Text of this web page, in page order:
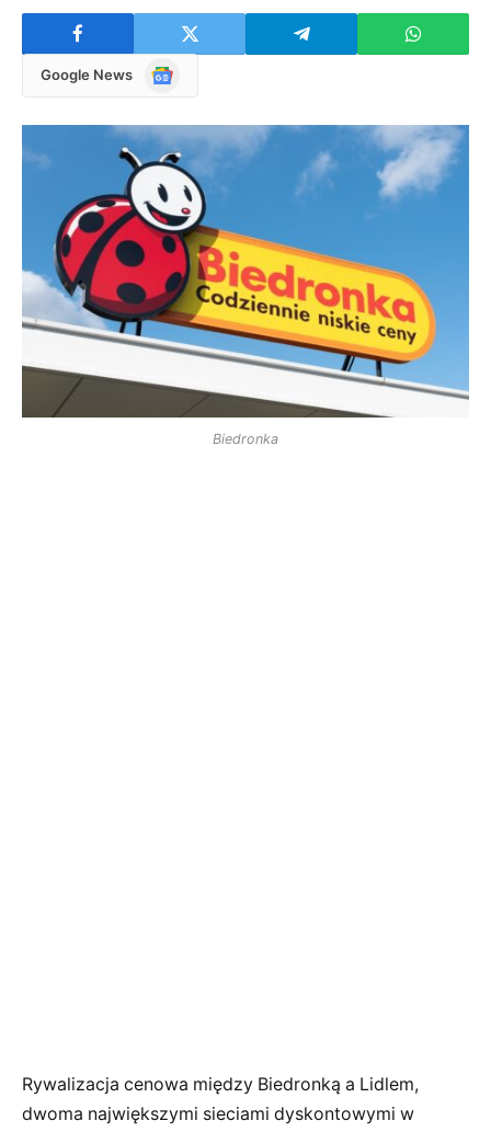
Google News
Google
Biedronka
Rywalizacja cenowa między Biedronką a Lidlem,
dwoma największymi sieciami dyskontowymi w